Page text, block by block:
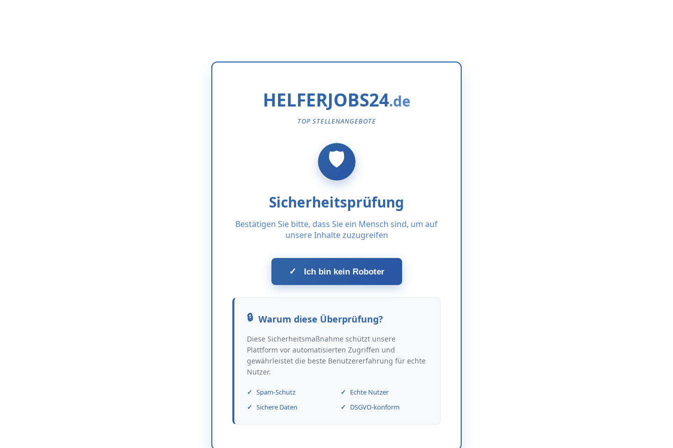
HELFERJOBS24
TOP STELLENANGEBOTE
Sicherheitsprüfung
Bestätigen Sie bitte, dass Sie ein Mensch sind, um auf
unsere Inhalte zuzugreifen
✓ Ich bin kein Roboter
Warum diese Überprüfung?
Diese Sicherheitsmaßnahme schützt unsere
Plattform vor automatisierten Zugriffen und
gewährleistet die beste Benutzererfahrung für echte
Nutzer.
Spam-Schutz
Echte Nutzer
Sichere Daten
DSGVO-konform